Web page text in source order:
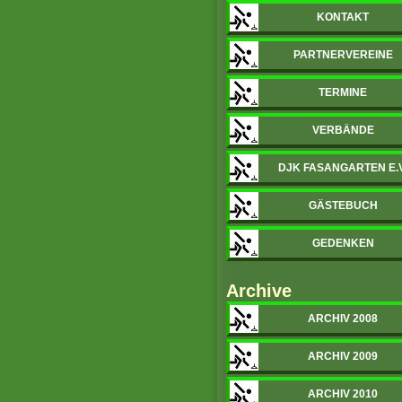
KONTAKT
PARTNERVEREINE
TERMINE
VERBÄNDE
DJK FASANGARTEN
GÄSTEBUCH
GEDENKEN
Archive
ARCHIV 2008
ARCHIV 2009
ARCHIV 2010